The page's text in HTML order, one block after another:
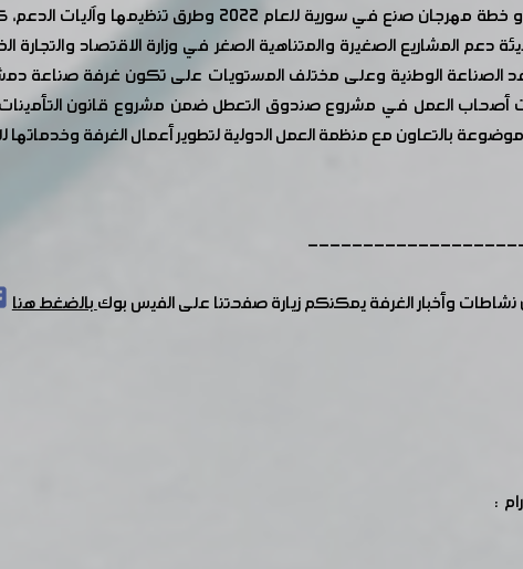
واستعرض الحضور خطة المعارض الداخلية والخارجية و خطة
دعم المشاريع الصغيرة والمتناهية الصغر في وزارة الاقتصاد
الصناعة الوطنية وعلى مختلف المستويات على تكون غرفة صناعة
العمل في مشروع صندوق التعطل ضمن مشروع قانون التأمينات
نشاطات وأخبار الغرفة يمكنكم زيارة صفحتنا على الفيس بوكبالضغط هنا
: